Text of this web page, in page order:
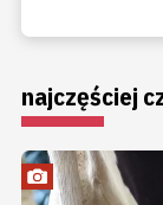
najczęściej